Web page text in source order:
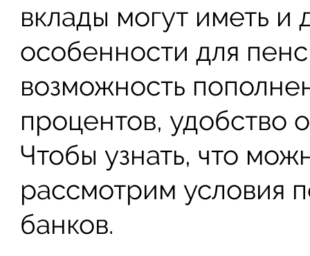
вклады могут иметь и
особенности для
возможность
процентов, удобство
Чтобы узнать, что
рассмотрим условия
банков.